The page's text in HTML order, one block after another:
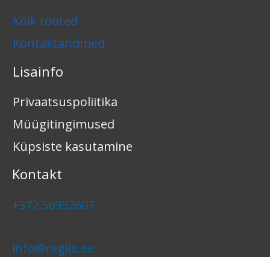
Kõik tooted
Kontaktandmed
Lisainfo
Privaatsuspoliitika
Müügitingimused
Küpsiste kasutamine
Kontakt
+372 56952607
info@regile.ee